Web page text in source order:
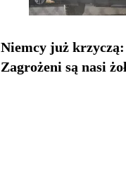
Niemcy już krzyczą:
Zagrożeni są nasi